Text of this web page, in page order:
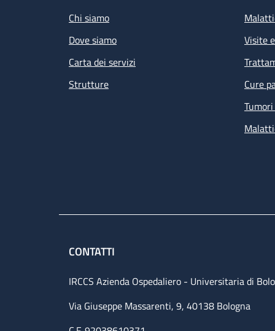
Chi siamo
Dove siamo
Carta dei servizi
Strutture
Visite
Cure
CONTATTI
IRCCS Azienda Ospedaliero - Universitaria di
Via Giuseppe Massarenti, 9, 40138 Bologna